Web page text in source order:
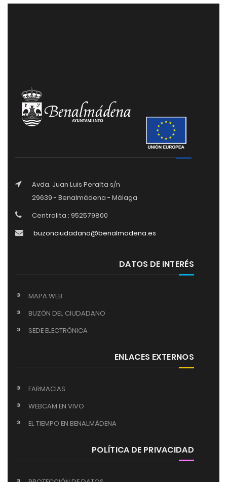
Avda. Juan Luis Peralta s/n
29639 - Benalmádena - Málaga
Centralita : 952579800
buzonciudadano@benalmadena.es
DATOS DE INTERÉS
MAPA WEB
BUZÓN DEL CIUDADANO
SEDE ELECTRÓNICA
ENLACES EXTERNOS
FARMACIAS
WEBCAM EN VIVO
EL TIEMPO EN BENALMÁDENA
POLÍTICA DE PRIVACIDAD